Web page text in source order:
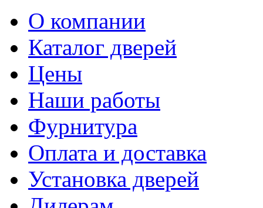
О компании
Каталог дверей
Цены
Наши работы
Фурнитура
Оплата и доставка
Установка дверей